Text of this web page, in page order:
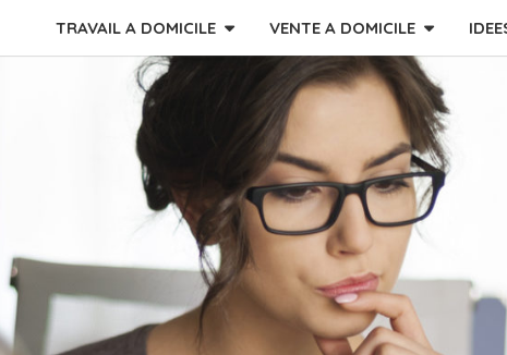
TRAVAIL A DOMICILE VENTE A DOMICILE